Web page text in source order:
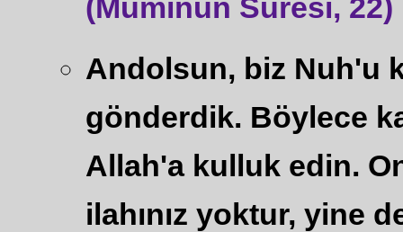
(Muminun Suresi, 22)
Andolsun, biz Nuh'u
gönderdik. Böylece
Allah'a kulluk edin.
ilahınız yoktur, yine